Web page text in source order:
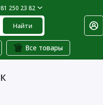
250 23 82
Найти
Все товары